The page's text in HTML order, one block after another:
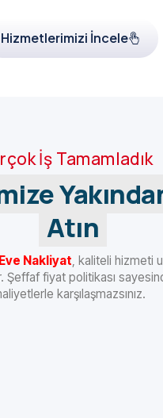
Hizmetlerimizi İncele
İş Tamamladık
Atın
Nakliyat, kaliteli hizmeti
Şeffaf fiyat politikası
karşılaşmazsınız.